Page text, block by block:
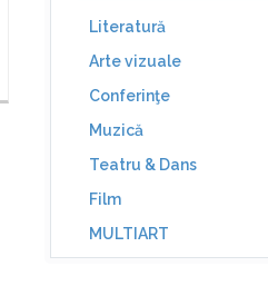
Literatură
Arte vizuale
Conferinţe
Muzică
Teatru & Dans
Film
MULTIART